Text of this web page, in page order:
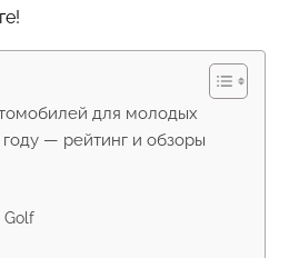
для молодых
году — рейтинг и обзоры
Golf